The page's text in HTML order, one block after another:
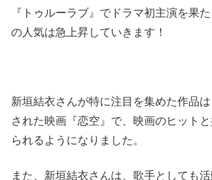
『トゥルーラブ』でドラマ初主演を果
の人気は急上昇していきます！
新垣結衣さんが特に注目を集めた作品
された映画『恋空』で、映画のヒット
られるようになりました。
また、新垣結衣さんは、歌手としても